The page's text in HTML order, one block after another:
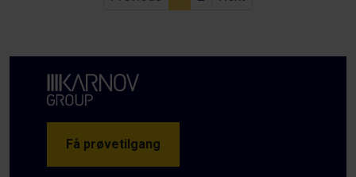
Få prøvetilgang